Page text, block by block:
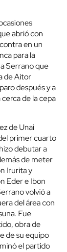
abrió con
en un
para la
Serrano que
de Aitor
después y a
de la cepa
de Unai
primer cuarto
debutar a
de meter
Irurita y
Eder e Ibon
volvió a
del área con
Fue
obra de
de su equipo
el partido